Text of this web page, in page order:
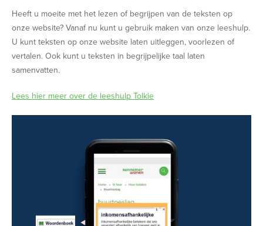
Heeft u moeite met het lezen of begrijpen van de teksten op
onze website? Vanaf nu kunt u gebruik maken van onze leeshulp.
U kunt teksten op onze website laten uitleggen, voorlezen of
vertalen. Ook kunt u teksten in begrijpelijke taal laten
samenvatten.
Lees hier meer over de leeshulp Tolkie